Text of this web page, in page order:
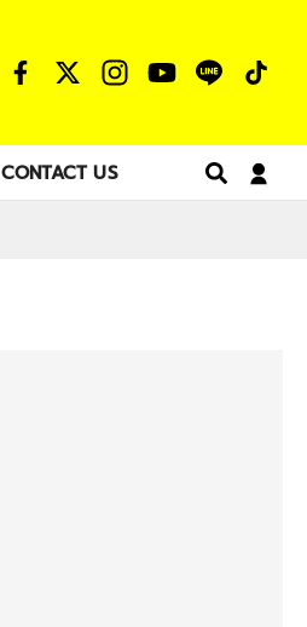
CONTACT US